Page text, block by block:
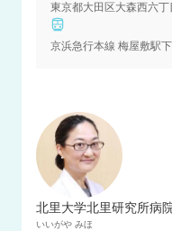
東京都大田区大森西六
京浜急行本線 梅屋敷駅
いいがや みほ